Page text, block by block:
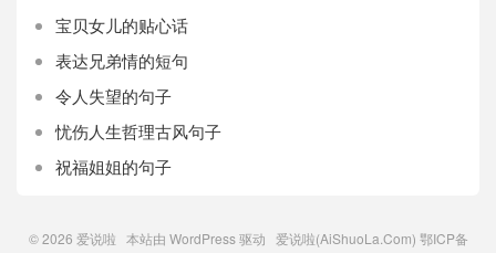
宝贝女儿的贴心话
表达兄弟情的短句
令人失望的句子
忧伤人生哲理古风句子
祝福姐姐的句子
© 2026 爱说啦 本站由 WordPress驱动 爱说啦(AiShuoLa.Com) 鄂ICP备